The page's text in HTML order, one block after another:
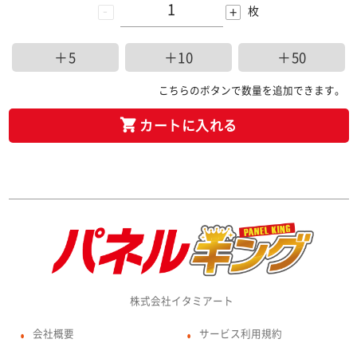
- + 枚
＋5 ＋10 ＋50
こちらのボタンで数量を追加できます。
カートに入れる
株式会社イタミアート
● 会社概要 ● サービス利用規約